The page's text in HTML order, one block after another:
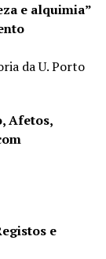
e alquimia”
da U. Porto
Afetos,
e